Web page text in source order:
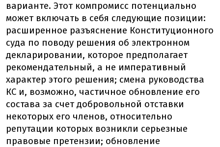
варианте. Этот компромисс потенциально
может включать в себя следующие позиции:
расширенное разъяснение Конституционного
суда по поводу решения об электронном
декларировании, которое предполагает
рекомендательный, а не императивный
характер этого решения; смена руководства
КС и, возможно, частичное обновление его
состава за счет добровольной отставки
некоторых его членов, относительно
репутации которых возникли серьезные
правовые претензии; обновление